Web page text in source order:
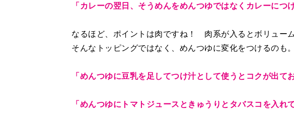
「カレーの翌日、そうめんをめんつゆではなくカレーにつ
なるほど、ポイントは肉ですね！ 肉系が入るとボリュー
そんなトッピングではなく、めんつゆに変化をつけるのも。
「めんつゆに豆乳を足してつけ汁として使うとコクが出て
「めんつゆにトマトジュースときゅうりとタバスコを入れ